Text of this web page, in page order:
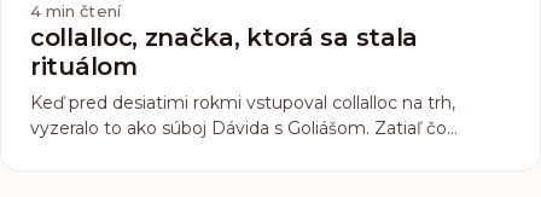
4 min čtení
collalloc, značka, ktorá sa stala
rituálom
Keď pred desiatimi rokmi vstupoval collalloc na trh,
vyzeralo to ako súboj Dávida s Goliášom. Zatiaľ čo